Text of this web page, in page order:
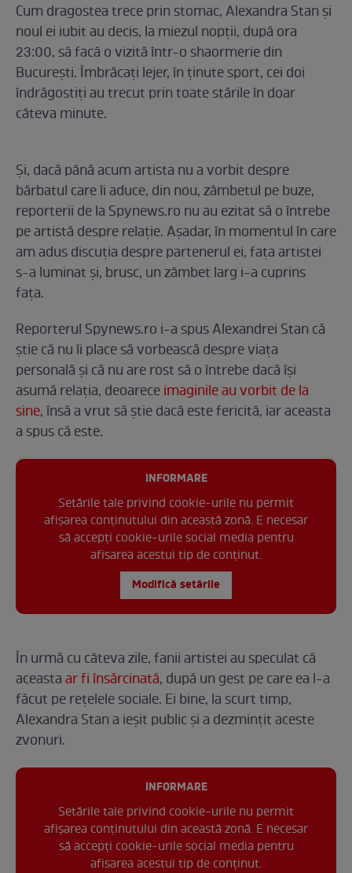
Cum dragostea trece prin stomac, Alexandra Stan și
noul ei iubit au decis, la miezul nopții, după ora
23:00, să facă o vizită într-o shaormerie din
București. Îmbrăcați lejer, în ținute sport, cei doi
îndrăgostiți au trecut prin toate stările în doar
câteva minute.
Și, dacă până acum artista nu a vorbit despre
bărbatul care îi aduce, din nou, zâmbetul pe buze,
reporterii de la Spynews.ro nu au ezitat să o întrebe
pe artistă despre relație. Așadar, în momentul în care
am adus discuția despre partenerul ei, fața artistei
s-a luminat și, brusc, un zâmbet larg i-a cuprins
fața.
Reporterul Spynews.ro i-a spus Alexandrei Stan că
știe că nu îi place să vorbească despre viața
personală și că nu are rost să o întrebe dacă își
asumă relația, deoareceimaginile au vorbit de la
sine, însă a vrut să știe dacă este fericită, iar aceasta
a spus că este.
INFORMARE
Setările tale privind cookie-urile nu permit
afișarea conținutului din această zonă. E necesar
să accepți cookie-urile social media pentru
afisarea acestui tip de conținut.
Modifică setările
În urmă cu câteva zile, fanii artistei au speculat că
aceastaar fi însărcinată, după un gest pe care ea l-a
făcut pe rețelele sociale. Ei bine, la scurt timp,
Alexandra Stan a ieșit public și a dezmințit aceste
zvonuri.
INFORMARE
Setările tale privind cookie-urile nu permit
afișarea conținutului din această zonă. E necesar
să accepți cookie-urile social media pentru
afisarea acestui tip de conținut.